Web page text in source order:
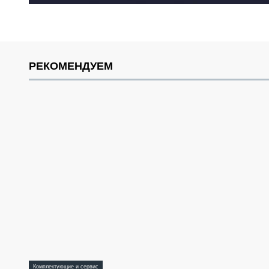
РЕКОМЕНДУЕМ
Комплектующие и сервис